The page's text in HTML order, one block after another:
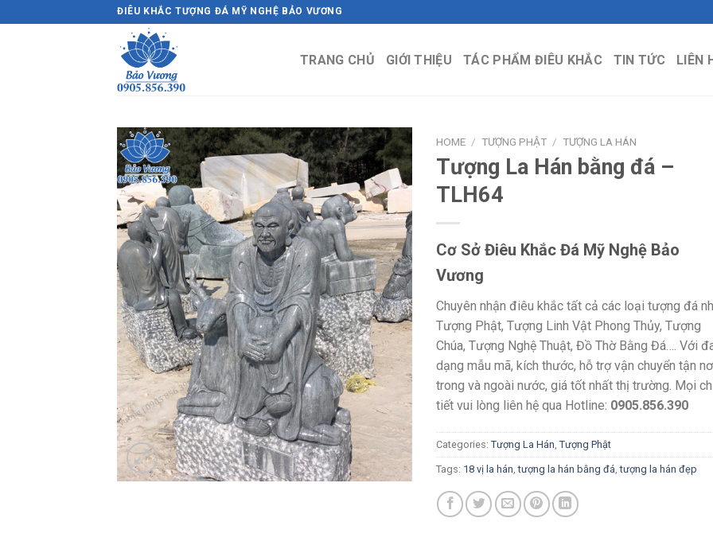
to
ĐIÊU KHẮC TƯỢNG ĐÁ MỸ NGHỆ BẢO VƯƠNG
TRANG CHỦ GIỚI THIỆU TÁC PHẨM ĐIÊU KHẮC TIN TỨC LIÊN
HOME / TƯỢNG PHẬT / TƯỢNG LA HÁN
Tượng La Hán bằng đá –
TLH64
Cơ Sở Điêu Khắc Đá Mỹ Nghệ Bảo
Vương
Chuyên nhận điêu khắc tất cả các loại tượng đá
Tượng Phật, Tượng Linh Vật Phong Thủy, Tượng
Chúa, Tượng Nghệ Thuật, Đồ Thờ Bằng Đá…. Với
dạng mẫu mã, kích thước, hỗ trợ vận chuyển tận
trong và ngoài nước, giá tốt nhất thị trường. Mọi
tiết vui lòng liên hệ qua Hotline: 0905.856.390
Categories: Tượng La Hán Tượng Phật
Tags: 18 vị la hán ,tượng la hán bằng đá ,tượng la hán đẹp